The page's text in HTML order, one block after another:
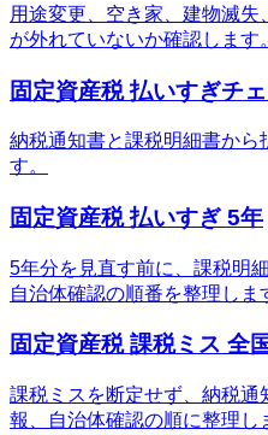
用途変更、空き家、建物滅
が外れていないか確認します。
固定資産税 払いすぎチ
納税通知書と課税明細書から
す。
固定資産税 払いすぎ 5年
5年分を見直す前に、課税明
自治体確認の順番を整理しま
固定資産税 課税ミス 全国
課税ミスを断定せず、納税
報、自治体確認の順に整理し